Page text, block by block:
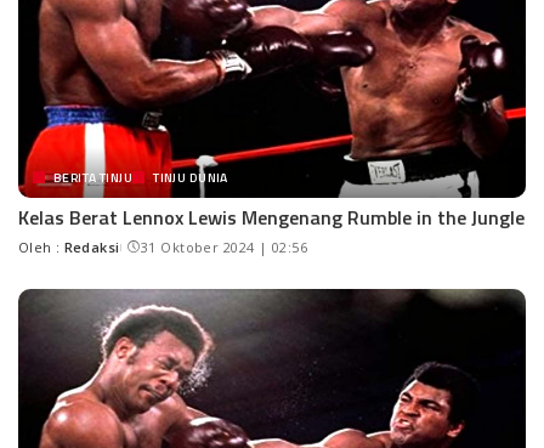
BERITA TINJU TINJU DUNIA
Kelas Berat Lennox Lewis Mengenang Rumble in the Jungle
Oleh : Redaksi 31 Oktober 2024 | 02:56